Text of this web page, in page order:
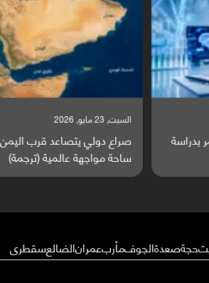
اليمن والبحر الأحمر يتحول إلى
(ترجمة)
حجةصعدةالجوفمأربعمرانالضالعسقطرى